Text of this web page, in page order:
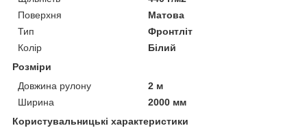
Поверхня
Матова
Тип
Фронтліт
Колір
Білий
Розміри
Довжина рулону
2 м
Ширина
2000 мм
Користувальницькі характеристики